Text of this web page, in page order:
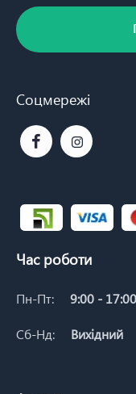
Соцмережі
Час роботи
Пн-Пт: 9:00 - 17:00
Сб-Нд: Вихідний